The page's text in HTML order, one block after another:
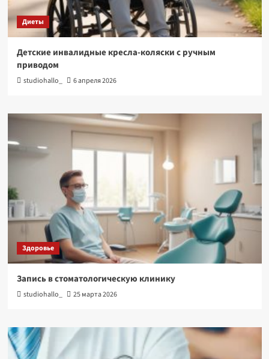
Диеты
Детские инвалидные кресла-коляски с ручным
приводом
studiohallo_ 6 апреля 2026
Здоровье
Запись в стоматологическую клинику
studiohallo_ 25 марта 2026